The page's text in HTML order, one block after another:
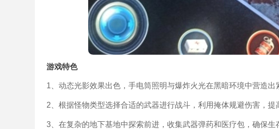
游戏特色
1、动态光影效果出色，手电筒照明与爆炸火光在黑暗环境中营造出
2、根据怪物类型选择合适的武器进行战斗，利用掩体规避伤害，提
3、在复杂的地下基地中探索前进，收集武器弹药和医疗包，确保生